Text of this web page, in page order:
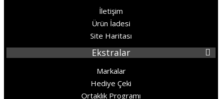
İletişim
Ürün İadesi
Site Haritası
Ekstralar
Markalar
Hediye Çeki
Ortaklık Programı